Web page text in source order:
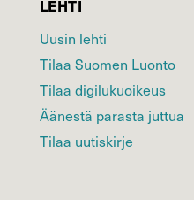
LEHTI
Uusin lehti
Tilaa Suomen Luonto
Tilaa digilukuoikeus
Äänestä parasta juttua
Tilaa uutiskirje